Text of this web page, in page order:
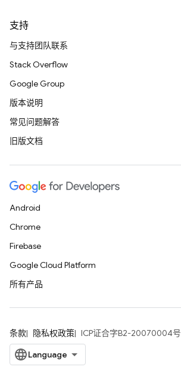
支持
与支持团队联系
Stack Overflow
Google Group
版本说明
常见问题解答
旧版文档
Android
Chrome
Firebase
Google Cloud Platform
所有产品
条款 隐私权政策 ICP证合字B2-20070004号